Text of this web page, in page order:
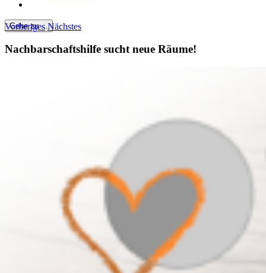
Gehe zu ...
Vorheriges Nächstes
Nachbarschaftshilfe sucht neue Räume!